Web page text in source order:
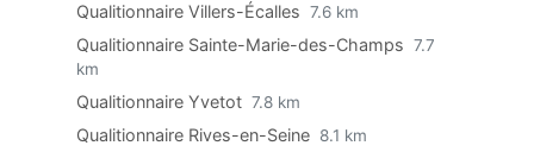
Qualitionnaire Villers-Écalles 7.6 km
Qualitionnaire Sainte-Marie-des-Champs 7.7
km
Qualitionnaire Yvetot 7.8 km
Qualitionnaire Rives-en-Seine 8.1 km